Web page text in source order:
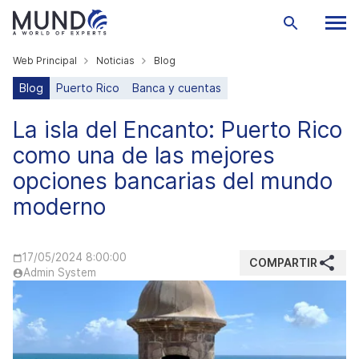
Web Principal Noticias Blog
Blog Puerto Rico Banca y cuentas
La isla del Encanto: Puerto Rico
como una de las mejores
opciones bancarias del mundo
moderno
17/05/2024 8:00:00
Admin System
COMPARTIR